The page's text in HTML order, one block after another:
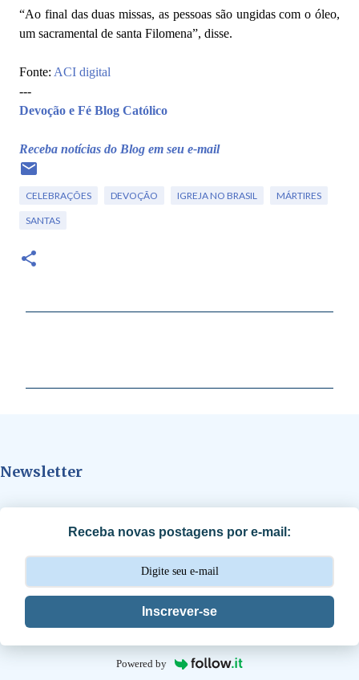
“Ao final das duas missas, as pessoas são ungidas com o óleo,
um sacramental de santa Filomena”, disse.
Fonte: ACI digital
---
Devoção e Fé Blog Católico
Receba notícias do Blog em seu e-mail
CELEBRAÇÕES DEVOÇÃO IGREJA NO BRASIL MÁRTIRES
SANTAS
á
s
Newsletter
Receba novas postagens por e-mail:
Inscrever-se
Powered by